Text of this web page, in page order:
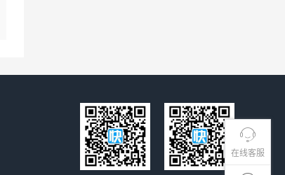
在线客服